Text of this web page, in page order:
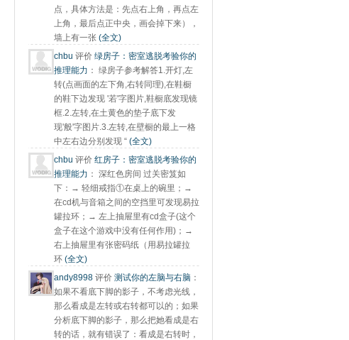
点，具体方法是：先点右上角，再点左
上角，最后点正中央，画会掉下来），
墙上有一张(全文)
chbu 评价 绿房子：密室逃脱考验你的
推理能力 ： 绿房子参考解答1.开灯,左
转(点画面的左下角,右转同理),在鞋橱
的鞋下边发现 '若'字图片,鞋橱底发现镜
框.2.左转,在土黄色的垫子底下发
现'般'字图片.3.左转,在壁橱的最上一格
中左右边分别发现 “(全文)
chbu 评价 红房子：密室逃脱考验你的
推理能力 ： 深红色房间 过关密笈如
下：→ 轻细戒指①在桌上的碗里；→
在cd机与音箱之间的空挡里可发现易拉
罐拉环；→ 左上抽屉里有cd盒子(这个
盒子在这个游戏中没有任何作用)；→
右上抽屉里有张密码纸（用易拉罐拉
环(全文)
andy8998评价 测试你的左脑与右脑 ：
如果不看底下脚的影子，不考虑光线，
那么看成是左转或右转都可以的；如果
分析底下脚的影子，那么把她看成是右
转的话，就有错误了：看成是右转时，